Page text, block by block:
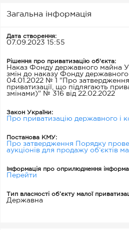
Загальна інформація
Дата створення:
07.09.2023 15:55
Рішення про приватизацію об'єкта:
Наказ Фонду державного майна
змін до наказу Фонду державного
04.01.2022 № 1 "Про затвердження
приватизації, що підлягають
змінами)" № 316 від 22.02.2022
Закон України:
Про приватизацію державного і
Постанова КМУ:
Про затвердження Порядку
аукціонів для продажу об’єктів
Інформація про оприлюднення
Перейти
Тип власності об’єкту малої
Державна